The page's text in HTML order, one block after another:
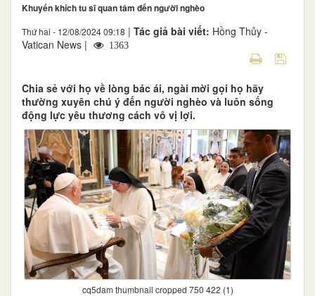
Khuyến khích tu sĩ quan tâm đến người nghèo
Thứ hai - 12/08/2024 09:18 | Tác giả bài viết: Hồng Thủy -
Vatican News |
1363
Chia sẻ với họ về lòng bác ái, ngài mời gọi họ hãy
thường xuyên chú ý đến người nghèo và luôn sống
động lực yêu thương cách vô vị lợi.
cq5dam thumbnail cropped 750 422 (1)